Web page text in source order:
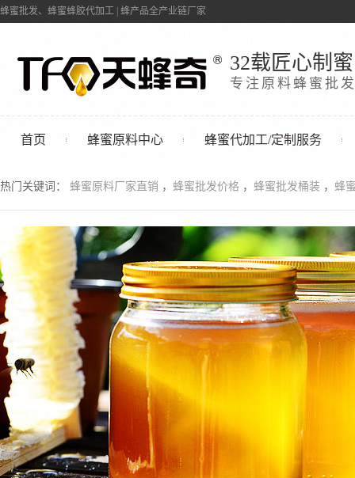
蜂蜜批发、蜂蜜蜂胶代加工 | 蜂产品全产业链厂家
32载匠心制蜜
专注原料蜂蜜批
首页 蜂蜜原料中心 蜂蜜代加工/定制服务
联系我们
热门关键词： 蜂蜜原料厂家直销 ， 蜂蜜批发价格 ， 蜂蜜批发桶装 ， 蜂